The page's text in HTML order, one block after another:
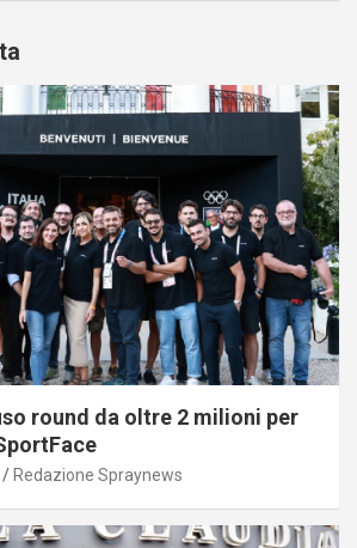
round da oltre 2 milioni per
Redazione Spraynews